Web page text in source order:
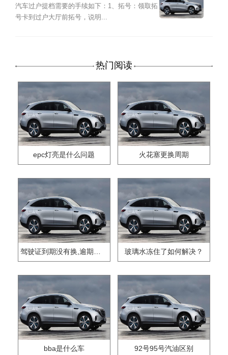
汽车过户提档需要的手续如下：1、拓号：领取拓
号卡到过户大厅前拓号，说明...
热门阅读
epc灯亮是什么问题 火花塞更换周期
玻璃水冻住了如何解决？
bba是什么车 92号95号汽油区别